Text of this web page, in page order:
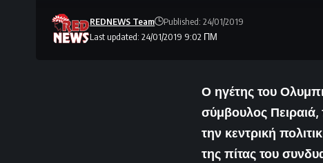
Last updated: 24/01/2019 9:02 ΠΜ
REDNEWS Team Published: 24/01/2019
Ο ηγέτης του
σύμβουλος
την κεντρική
της πίτας του